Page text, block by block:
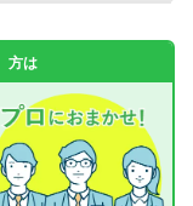
方は